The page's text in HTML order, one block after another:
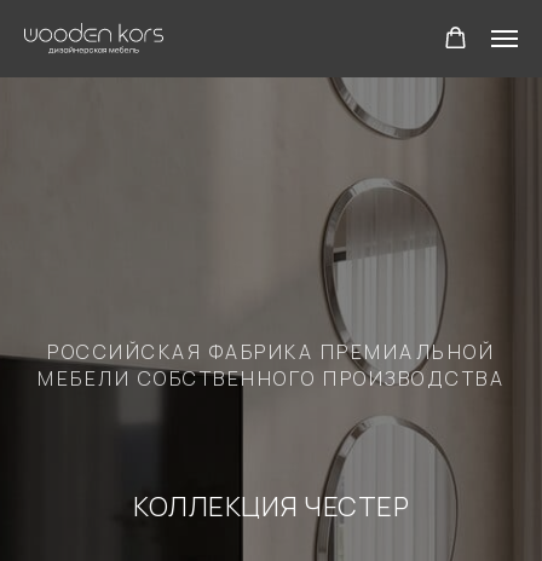
РОССИЙСКАЯ ФАБРИКА ПРЕМИАЛЬНОЙ
МЕБЕЛИ СОБСТВЕННОГО ПРОИЗВОДСТВА
КОЛЛЕКЦИЯ ЧЕСТЕР